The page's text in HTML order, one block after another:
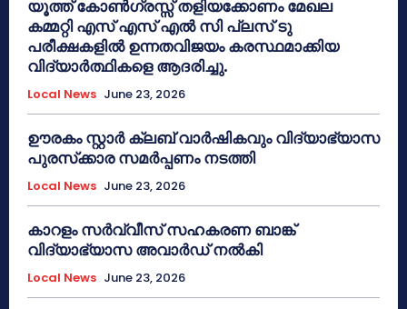
യൂത്ത് കോൺഗ്രസ്സ് തളിയക്കോണം മേഖല
കമ്മറ്റി എസ് എസ് എൽ സി പ്ലസ് ടു
പരീക്ഷകളിൽ ഉന്നതവിജയം കരസ്ഥമാക്കിയ
വിദ്യാർത്ഥികളെ ആദരിച്ചു.
Local News June 23, 2026
ഊരകം സ്റ്റാർ ക്ലബ് വാർഷികവും വിദ്യാഭ്യാസ
പുരസ്‌ക്കാര സമർപ്പണം നടത്തി
Local News June 23, 2026
കാറളം സർവ്വീസ് സഹകരണ ബാങ്ക്
വിദ്യാഭ്യാസ അവാർഡ് നൽകി
Local News June 23, 2026